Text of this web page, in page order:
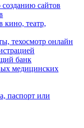
сайтов
кино, театр,
техосмотр онлайн
банк
медицинских
паспорт или